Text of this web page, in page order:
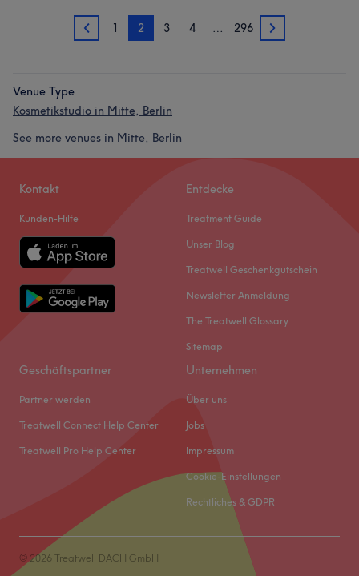
1 1 2 3 4 … 296 3
Venue Type
Kosmetikstudio in Mitte, Berlin
See more venues in Mitte, Berlin
Kontakt
Kunden-Hilfe
Entdecke
Treatment Guide
Unser Blog
Treatwell Geschenkgutschein
Newsletter Anmeldung
The Treatwell Glossary
Sitemap
Geschäftspartner
Partner werden
Treatwell Connect Help Center
Treatwell Pro Help Center
Unternehmen
Über uns
Jobs
Impressum
Cookie-Einstellungen
Rechtliches & GDPR
© 2026 Treatwell DACH GmbH